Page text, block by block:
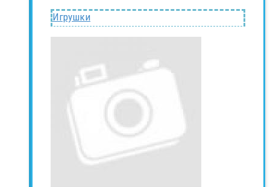
Игрушки